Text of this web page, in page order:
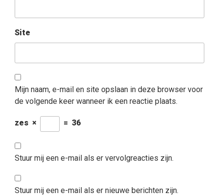
Site
Mijn naam, e-mail en site opslaan in deze browser voor
de volgende keer wanneer ik een reactie plaats.
zes × = 36
Stuur mij een e-mail als er vervolgreacties zijn.
Stuur mij een e-mail als er nieuwe berichten zijn.